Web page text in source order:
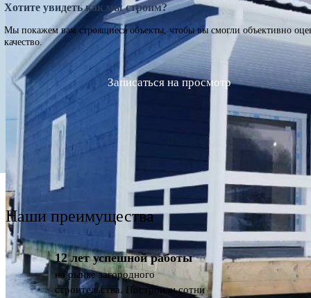
Хотите увидеть как мы строим?
Мы покажем вам строящиеся объекты, чтобы вы смогли объективно
качество.
Записаться на просмотр
Наши преимущества
12 лет успешной работы
на рынке загородного
строительства. Построили сотни